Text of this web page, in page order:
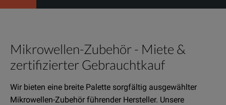
Mikrowellen-Zubehör - Miete &
zertifizierter Gebrauchtkauf
Wir bieten eine breite Palette sorgfältig ausgewählter
Mikrowellen-Zubehör führender Hersteller. Unsere